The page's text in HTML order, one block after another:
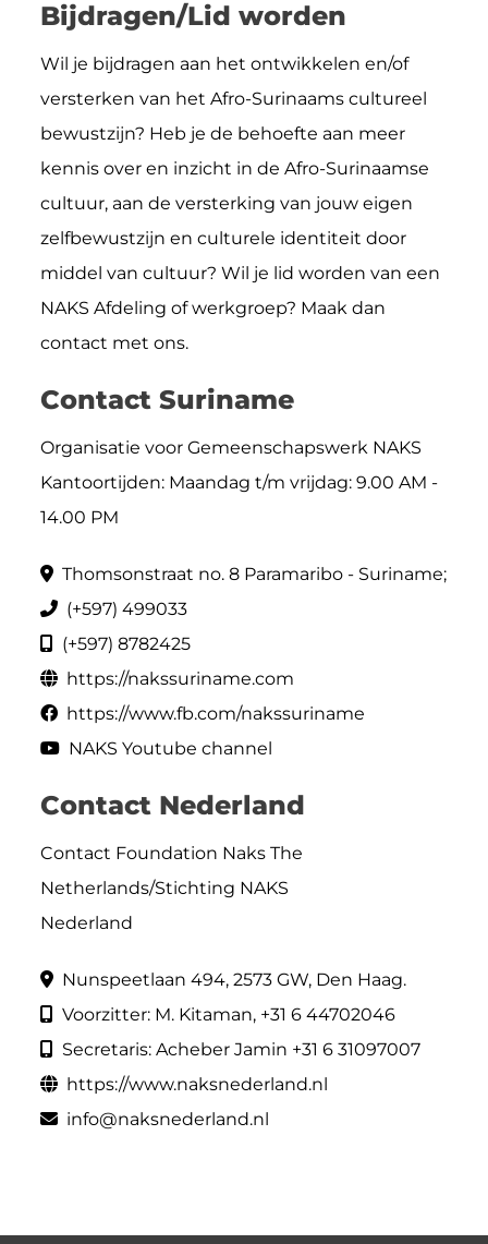
Bijdragen/Lid worden
Wil je bijdragen aan het ontwikkelen en/of
versterken van het Afro-Surinaams cultureel
bewustzijn? Heb je de behoefte aan meer
kennis over en inzicht in de Afro-Surinaamse
cultuur, aan de versterking van jouw eigen
zelfbewustzijn en culturele identiteit door
middel van cultuur? Wil je lid worden van een
NAKS Afdeling of werkgroep? Maak dan
contact met ons.
Contact Suriname
Organisatie voor Gemeenschapswerk NAKS
Kantoortijden: Maandag t/m vrijdag: 9.00 AM -
14.00 PM
Thomsonstraat no. 8 Paramaribo - Suriname;
(+597) 499033
(+597) 8782425
https://nakssuriname.com
https://www.fb.com/nakssuriname
NAKS Youtube channel
Contact Nederland
Contact Foundation Naks The
Netherlands/Stichting NAKS
Nederland
Nunspeetlaan 494, 2573 GW, Den Haag.
Voorzitter: M. Kitaman, +31 6 44702046
Secretaris: Acheber Jamin +31 6 31097007
https://www.naksnederland.nl
info@naksnederland.nl